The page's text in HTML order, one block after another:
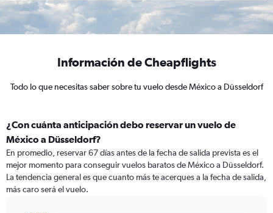
Información de Cheapflights
Todo lo que necesitas saber sobre tu vuelo desde México a Düsseldorf
¿Con cuánta anticipación debo reservar un vuelo de
México a Düsseldorf?
En promedio, reservar 67 días antes de la fecha de salida prevista es el
mejor momento para conseguir vuelos baratos de México a Düsseldorf.
La tendencia general es que cuanto más te acerques a la fecha de salida,
más caro será el vuelo.